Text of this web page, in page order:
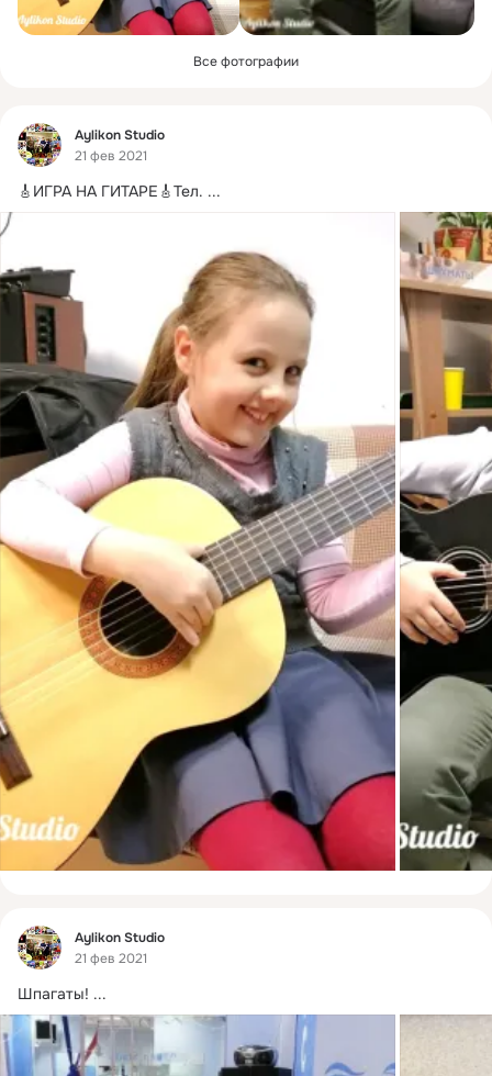
Все фотографии
Фид
Aylikon Studio
21 фев 2021
🎸ИГРА НА ГИТАРЕ🎸Тел. ...
Фид
Aylikon Studio
21 фев 2021
Шпагаты! ...